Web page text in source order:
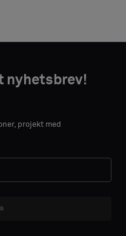
nyhetsbrev!
projekt med